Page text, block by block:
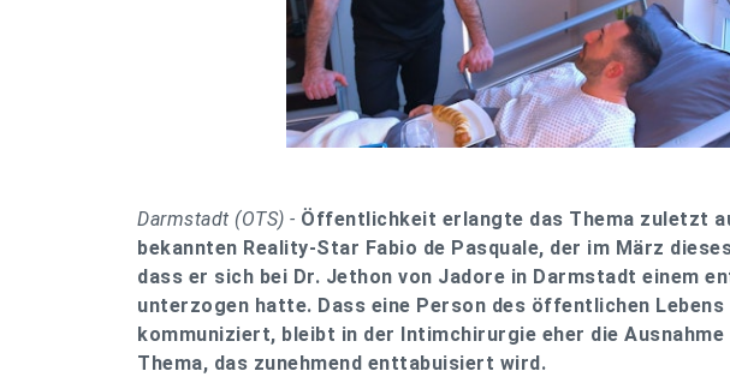
Darmstadt (OTS) - Öffentlichkeit erlangte das Thema zuletzt
bekannten Reality-Star Fabio de Pasquale, der im März
dass er sich bei Dr. Jethon von Jadore in Darmstadt einem
unterzogen hatte. Dass eine Person des öffentlichen
kommuniziert, bleibt in der Intimchirurgie eher die
Thema, das zunehmend enttabuisiert wird.